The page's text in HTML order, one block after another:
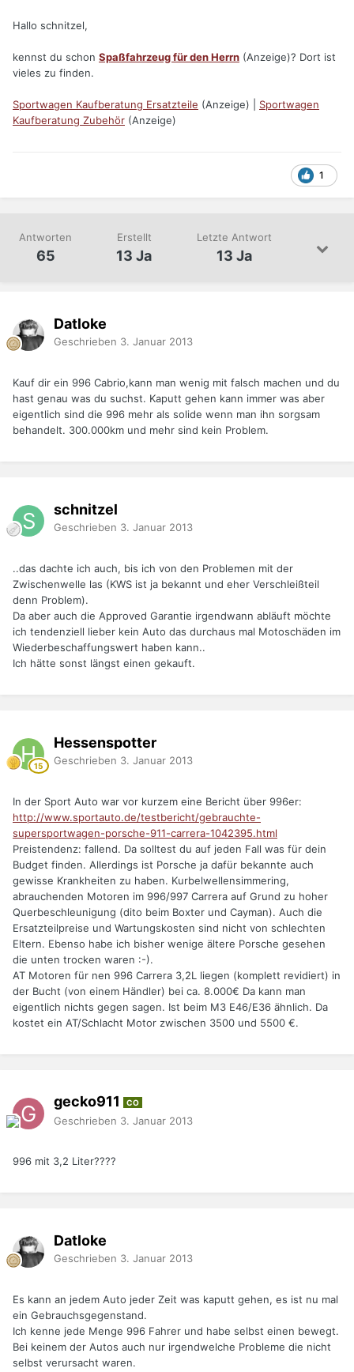
Hallo schnitzel,
kennst du schon Spaßfahrzeug für den Herrn (Anzeige)? Dort ist
vieles zu finden.
Sportwagen Kaufberatung Ersatzteile (Anzeige) | Sportwagen
Kaufberatung Zubehör (Anzeige)
1
Antworten
65
Erstellt
13 Ja
Letzte Antwort
13 Ja
Datloke
Geschrieben 3. Januar 2013
Kauf dir ein 996 Cabrio,kann man wenig mit falsch machen und du
hast genau was du suchst. Kaputt gehen kann immer was aber
eigentlich sind die 996 mehr als solide wenn man ihn sorgsam
behandelt. 300.000km und mehr sind kein Problem.
schnitzel
Geschrieben 3. Januar 2013
..das dachte ich auch, bis ich von den Problemen mit der
Zwischenwelle las (KWS ist ja bekannt und eher Verschleißteil
denn Problem).
Da aber auch die Approved Garantie irgendwann abläuft möchte
ich tendenziell lieber kein Auto das durchaus mal Motoschäden im
Wiederbeschaffungswert haben kann..
Ich hätte sonst längst einen gekauft.
Hessenspotter
Geschrieben 3. Januar 2013
In der Sport Auto war vor kurzem eine Bericht über 996er:
http://www.sportauto.de/testbericht/gebrauchte-
supersportwagen-porsche-911-carrera-1042395.html
Preistendenz: fallend. Da solltest du auf jeden Fall was für dein
Budget finden. Allerdings ist Porsche ja dafür bekannte auch
gewisse Krankheiten zu haben. Kurbelwellensimmering,
abrauchenden Motoren im 996/997 Carrera auf Grund zu hoher
Querbeschleunigung (dito beim Boxter und Cayman). Auch die
Ersatzteilpreise und Wartungskosten sind nicht von schlechten
Eltern. Ebenso habe ich bisher wenige ältere Porsche gesehen
die unten trocken waren :-).
AT Motoren für nen 996 Carrera 3,2L liegen (komplett revidiert) in
der Bucht (von einem Händler) bei ca. 8.000€ Da kann man
eigentlich nichts gegen sagen. Ist beim M3 E46/E36 ähnlich. Da
kostet ein AT/Schlacht Motor zwischen 3500 und 5500 €.
gecko911 CO
Geschrieben 3. Januar 2013
996 mit 3,2 Liter????
Datloke
Geschrieben 3. Januar 2013
Es kann an jedem Auto jeder Zeit was kaputt gehen, es ist nu mal
ein Gebrauchsgegenstand.
Ich kenne jede Menge 996 Fahrer und habe selbst einen bewegt.
Bei keinem der Autos auch nur irgendwelche Probleme die nicht
selbst verursacht waren.